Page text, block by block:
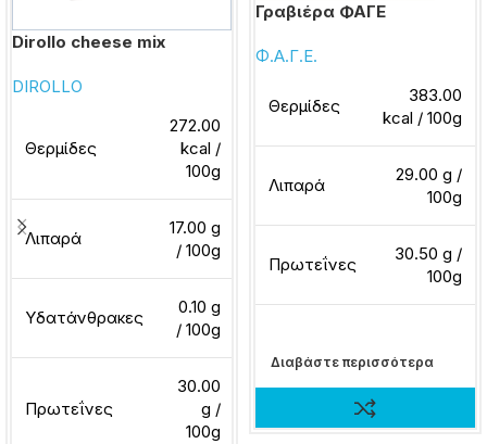
Dirollo cheese mix
DIROLLO
Θερμίδες
272.00
kcal /
100g
Λιπαρά
17.00 g
/ 100g
Υδατάνθρακες
0.10 g
/ 100g
Πρωτεΐνες
30.00
g /
100g
Γραβιέρα ΦΑΓΕ
Φ.Α.Γ.Ε.
Θερμίδες
383.00
kcal / 100g
Λιπαρά
29.00 g /
100g
Πρωτεΐνες
30.50 g /
100g
Διαβάστε περισσότερα